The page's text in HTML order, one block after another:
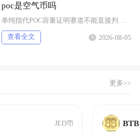
poc是空气币吗
查看全文 2026-08-05
更多>>
JED币 BTB